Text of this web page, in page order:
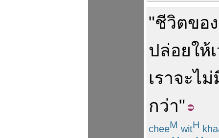
"ชีวิตของ
ปล่อยให้
เราจะไม่
กว่า"
cheeM witH